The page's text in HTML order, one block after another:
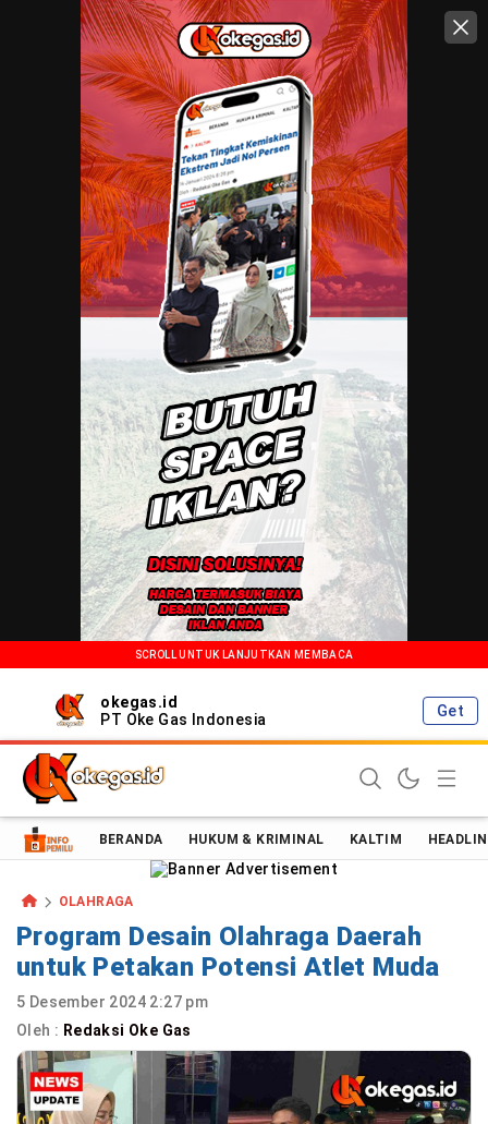
SCROLL UNTUK LANJUTKAN MEMBACA
okegas.id
PT Oke Gas Indonesia
Get
Oke Gas Indonesia | Energi Positif Informasi Terkini!
BERANDA HUKUM & KRIMINAL KALTIM
OLAHRAGA
Program Desain Olahraga Daerah
untuk Petakan Potensi Atlet Muda
5 Desember 2024 2:27 pm
Oleh : Redaksi Oke Gas